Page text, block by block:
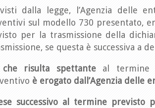
dalla legge, l’Agenzia delle
sul modello 730 presentato,
per la trasmissione della
se questa è successiva a
risulta spettante al termine
è erogato dall’Agenzia delle
successivo al termine previsto